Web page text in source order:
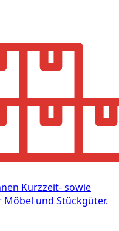
Kurzzeit- sowie
und Stückgüter.